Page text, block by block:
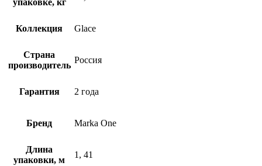
упаковке, кг
Коллекция Glace
Страна
производитель
Россия
Гарантия 2 года
Бренд Marka One
Длина
упаковки, м
1, 41